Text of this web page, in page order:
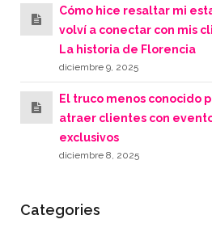
Cómo hice resaltar mi
volví a conectar con mis
La historia de Florencia
diciembre 9, 2025
El truco menos conocido
atraer clientes con
exclusivos
diciembre 8, 2025
Categories